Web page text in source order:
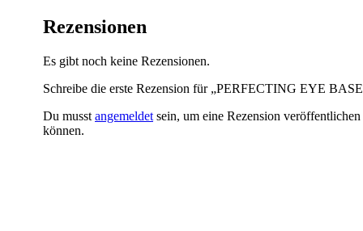
Rezensionen
Es gibt noch keine Rezensionen.
Schreibe die erste Rezension für „PERFECTING EYE
Du musst angemeldet sein, um eine Rezension veröffentlichen
können.